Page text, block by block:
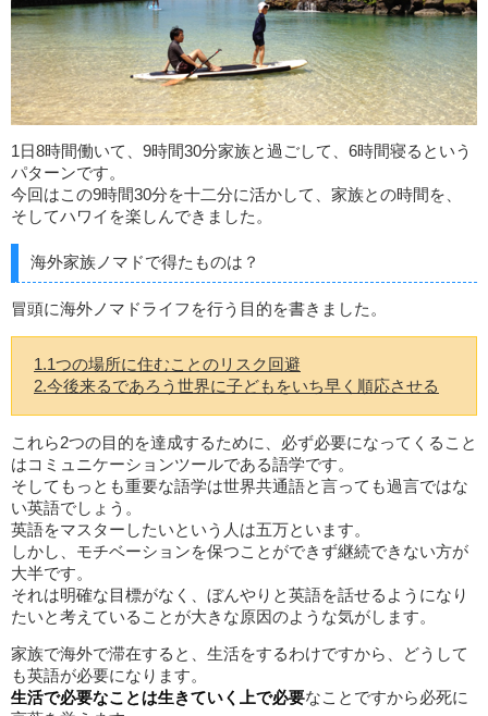
1日8時間働いて、9時間30分家族と過ごして、6時間寝るという
パターンです。
今回はこの9時間30分を十二分に活かして、家族との時間を、
そしてハワイを楽しんできました。
海外家族ノマドで得たものは？
冒頭に海外ノマドライフを行う目的を書きました。
1.1つの場所に住むことのリスク回避
2.今後来るであろう世界に子どもをいち早く順応させる
これら2つの目的を達成するために、必ず必要になってくること
はコミュニケーションツールである語学です。
そしてもっとも重要な語学は世界共通語と言っても過言ではな
い英語でしょう。
英語をマスターしたいという人は五万といます。
しかし、モチベーションを保つことができず継続できない方が
大半です。
それは明確な目標がなく、ぼんやりと英語を話せるようになり
たいと考えていることが大きな原因のような気がします。
家族で海外で滞在すると、生活をするわけですから、どうして
も英語が必要になります。
生活で必要なことは生きていく上で必要なことですから必死に